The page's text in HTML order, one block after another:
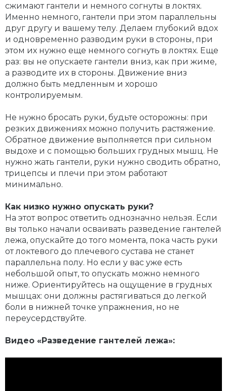
сжимают гантели и немного согнуты в локтях.
Именно немного, гантели при этом параллельны
друг другу и вашему телу. Делаем глубокий вдох
и одновременно разводим руки в стороны, при
этом их нужно еще немного согнуть в локтях. Еще
раз: вы не опускаете гантели вниз, как при жиме,
а разводите их в стороны. Движение вниз
должно быть медленным и хорошо
контролируемым.
Не нужно бросать руки, будьте осторожны: при
резких движениях можно получить растяжение.
Обратное движение выполняется при сильном
выдохе и с помощью больших грудных мышц. Не
нужно жать гантели, руки нужно сводить обратно,
трицепсы и плечи при этом работают
минимально.
Как низко нужно опускать руки?
На этот вопрос ответить однозначно нельзя. Если
вы только начали осваивать разведение гантелей
лежа, опускайте до того момента, пока часть руки
от локтевого до плечевого сустава не станет
параллельна полу. Но если у вас уже есть
небольшой опыт, то опускать можно немного
ниже. Ориентируйтесь на ощущение в грудных
мышцах: они должны растягиваться до легкой
боли в нижней точке упражнения, но не
переусердствуйте.
Видео «Разведение гантелей лежа»: